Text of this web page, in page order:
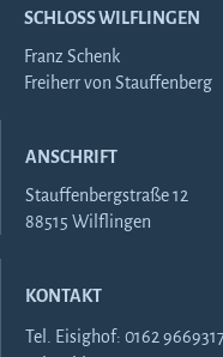
SCHLOSS WILFLINGEN
Franz Schenk
Freiherr von Stauffenberg
ANSCHRIFT
Stauffenbergstraße 12
88515 Wilflingen
KONTAKT
Tel. Eisighof: 0162